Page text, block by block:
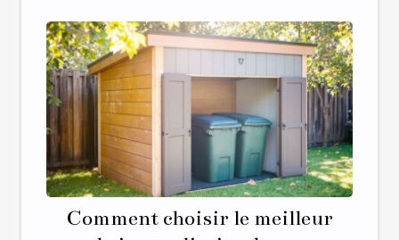
Comment choisir le meilleur